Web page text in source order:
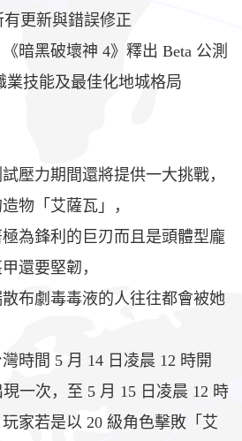
更新與錯誤修正
暗黑破壞神 4》釋出 Beta 公測
業技能及最佳化地城格局
壓力期間還將提供一大挑戰，
物「艾薩瓦」，
為鋒利的巨刃而且是頭體型龐
還要堅韌，
布劇毒毒液的人往往都會被她
時間 5 月 14 日凌晨 12 時開
一次，至 5 月 15 日凌晨 12 時
家若是以 20 級角色擊敗「艾